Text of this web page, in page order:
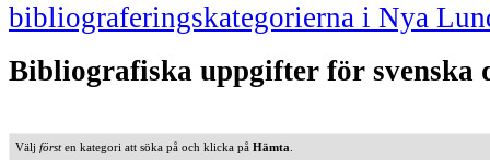
bibliograferingskategorierna i Nya
Bibliografiska uppgifter för svenska
Välj försten kategori att söka på och klicka på Hämta